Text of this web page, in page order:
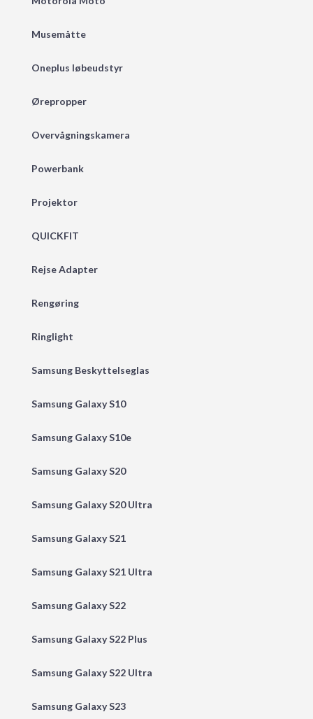
Musemåtte
Oneplus løbeudstyr
Ørepropper
Overvågningskamera
Powerbank
Projektor
QUICKFIT
Rejse Adapter
Rengøring
Ringlight
Samsung Beskyttelseglas
Samsung Galaxy S10
Samsung Galaxy S10e
Samsung Galaxy S20
Samsung Galaxy S20 Ultra
Samsung Galaxy S21
Samsung Galaxy S21 Ultra
Samsung Galaxy S22
Samsung Galaxy S22 Plus
Samsung Galaxy S22 Ultra
Samsung Galaxy S23